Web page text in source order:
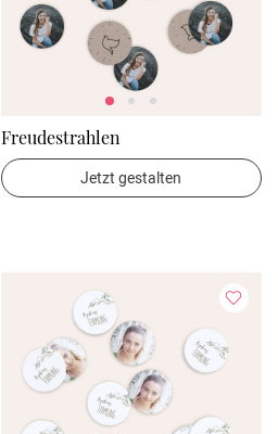
Freudestrahlen
Jetzt gestalten